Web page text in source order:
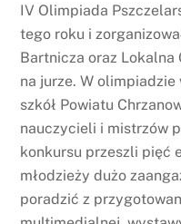
IV Olimpiada
tego roku i
Bartnicza oraz Lokalna
na jurze. W olimpiadzie
szkół Powiatu
nauczycieli i mistrzów
konkursu przeszli pięć
młodzieży dużo
poradzić z